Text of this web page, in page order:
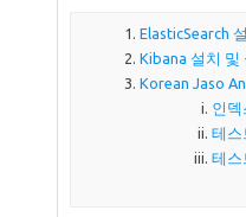
ElasticSearch
Kibana 설치 및
Korean Jaso
인덱
테스
테스